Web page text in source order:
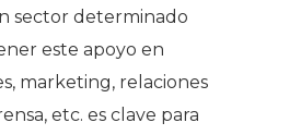
sector determinado
este apoyo en
marketing, relaciones
etc. es clave para